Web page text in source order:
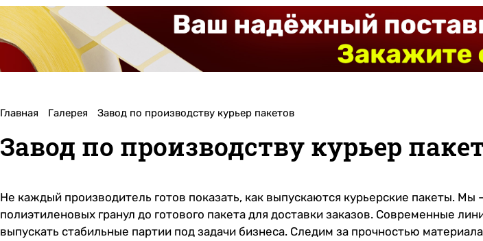
Главная Галерея Завод по производству курьер пакетов
Завод по производству курьер
Не каждый производитель готов показать, как выпускаются курьерские пакеты.
полиэтиленовых гранул до готового пакета для доставки заказов. Современные
выпускать стабильные партии под задачи бизнеса. Следим за прочностью